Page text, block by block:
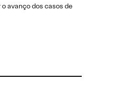
avanço dos casos de